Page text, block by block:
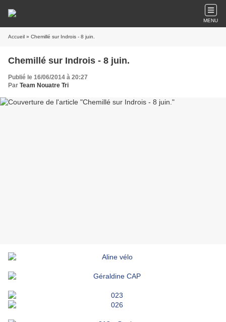
MENU
Accueil » Chemillé sur Indrois - 8 juin.
Chemillé sur Indrois - 8 juin.
Publié le 16/06/2014 à 20:27
Par Team Nouatre Tri